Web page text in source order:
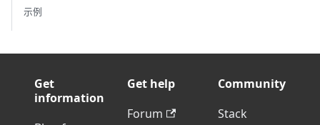
示例
Get
information
Get help
Forum
Community
Stack